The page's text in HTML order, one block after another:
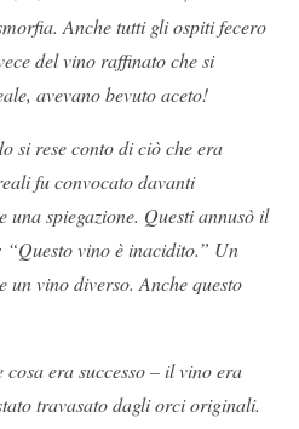
Anche tutti gli ospiti fecero
del vino raffinato che si
avevano bevuto aceto!
si rese conto di ciò che era
fu convocato davanti
una spiegazione. Questi annusò il
“Questo vino è inacidito.” Un
un vino diverso. Anche questo
era successo – il vino era
travasato dagli orci originali.